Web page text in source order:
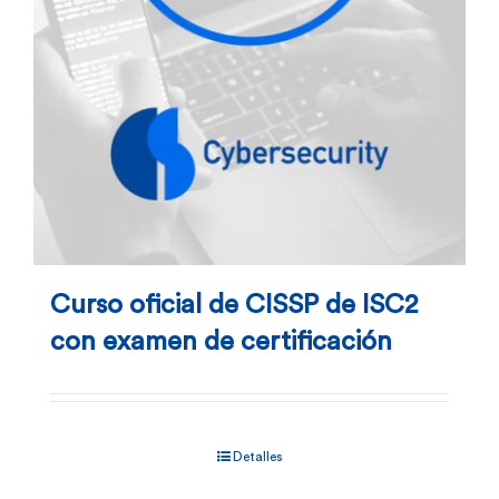
Curso oficial de CISSP de ISC2
con examen de certificación
Detalles